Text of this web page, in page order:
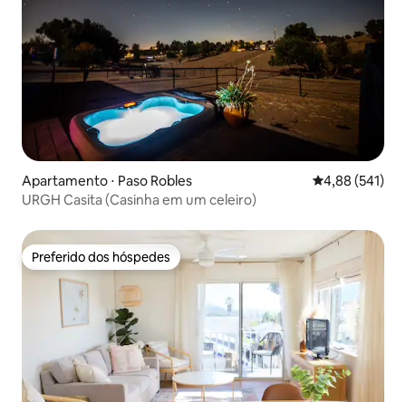
Apartamento ⋅ Paso Robles 4,88 de uma
4,88 (541)
URGH Casita (Casinha em um celeiro)
Preferido dos hóspedes
Preferido dos hóspedes